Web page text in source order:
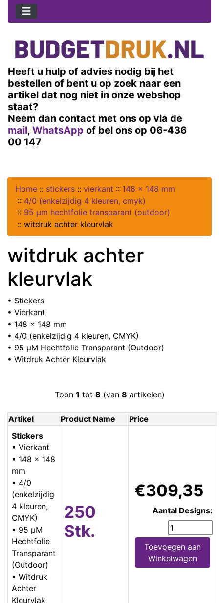
Heeft u hulp of advies nodig bij het
bestellen of bent u op zoek naar een
artikel dat nog niet in onze webshop
staat?
Neem dan contact met ons op via de
mail, WhatsApp of bel ons op 06-436
00 147
Home :: stickers :: vierkant :: 148 x 148 mm
:: 4/0 (enkelzijdig 4 kleuren, cmyk)
:: 95 µm hechtfolie transparant (outdoor)
:: witdruk achter kleurvlak
witdruk achter
kleurvlak
• Stickers
• Vierkant
• 148 x 148 mm
• 4/0 (enkelzijdig 4 kleuren, CMYK)
• 95 µM Hechtfolie Transparant (Outdoor)
• Witdruk Achter Kleurvlak
Toon 1 tot 8 (van 8 artikelen)
Artikel Product Name
Price
Stickers
• Vierkant
• 148 x 148
mm
• 4/0
(enkelzijdig
4 kleuren,
CMYK)
• 95 µM
Hechtfolie
Transparant
(Outdoor)
• Witdruk
Achter
Kleurvlak
250
Stk.
€309,35
Aantal Designs:
Toevoegen aan
Winkelwagen